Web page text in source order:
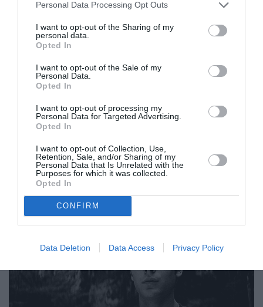
Personal Data Processing Opt Outs
I want to opt-out of the Sharing of my
personal data.
Opted In
I want to opt-out of the Sale of my
Personal Data.
Opted In
I want to opt-out of processing my
Personal Data for Targeted Advertising.
Opted In
I want to opt-out of Collection, Use,
Retention, Sale, and/or Sharing of my
Personal Data that Is Unrelated with the
Purposes for which it was collected.
Opted In
CONFIRM
Data Deletion Data Access Privacy Policy
4. “Ας συμβιβαστούμε”
Ο συμβιβασμός είναι η καρδιά των
κάποιος θέλει πραγματικά να είναι μαζί σου,
δέχεται να κάνει υποχωρήσεις, γιατί
απλά αισθάνεται ότι αποτελεί μέρος μίας